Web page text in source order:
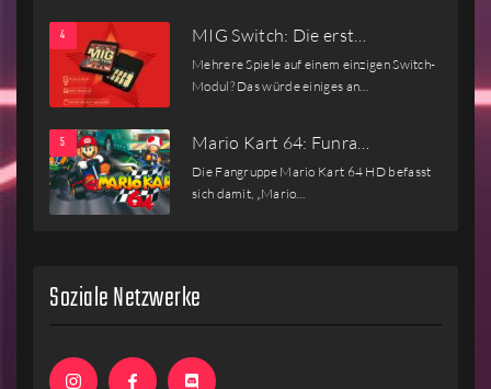
MIG Switch: Die erst…
Mehrere Spiele auf einem einzigen Switch-
Modul? Das würde einiges an…
Mario Kart 64: Funra…
Die Fangruppe Mario Kart 64 HD befasst
sich damit, „Mario…
Soziale Netzwerke